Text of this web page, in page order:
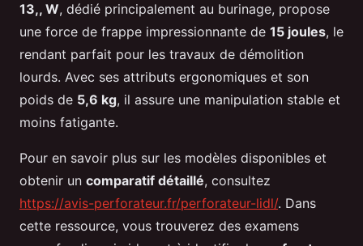
13,, W, dédié principalement au burinage, propose
une force de frappe impressionnante de 15 joules, le
rendant parfait pour les travaux de démolition
lourds. Avec ses attributs ergonomiques et son
poids de 5,6 kg, il assure une manipulation stable et
moins fatigante.
Pour en savoir plus sur les modèles disponibles et
obtenir un comparatif détaillé, consultez
https://avis-perforateur.fr/perforateur-lidl/. Dans
cette ressource, vous trouverez des examens